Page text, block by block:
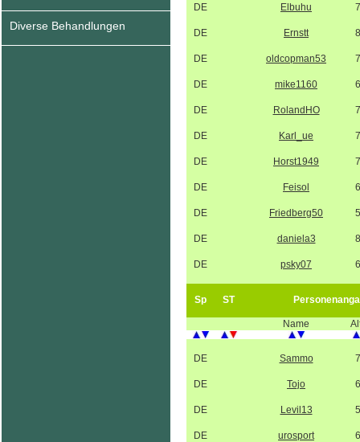
Diverse Behandlungen
DE Elbuhu
DE Ernstt
DE oldcopman53
DE mike1160
DE RolandHO
DE Karl_ue
DE Horst1949
DE Feisol
DE Friedberg50
DE daniela3
DE psky07
Sp ST
Name
DE Sammo
DE Tojo
DE Levil13
DE urosport